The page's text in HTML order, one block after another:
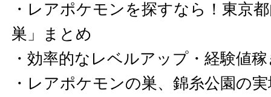
・ レアポケモンを探すなら！東京
巣」まとめ
・ 効率的なレベルアップ・経験値
・ レアポケモンの巣、錦糸公園の